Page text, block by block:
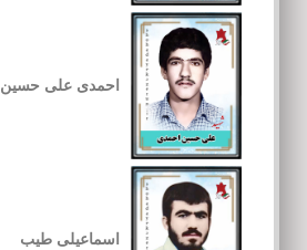
احمدی علی حسین
اسماعیلی طیب